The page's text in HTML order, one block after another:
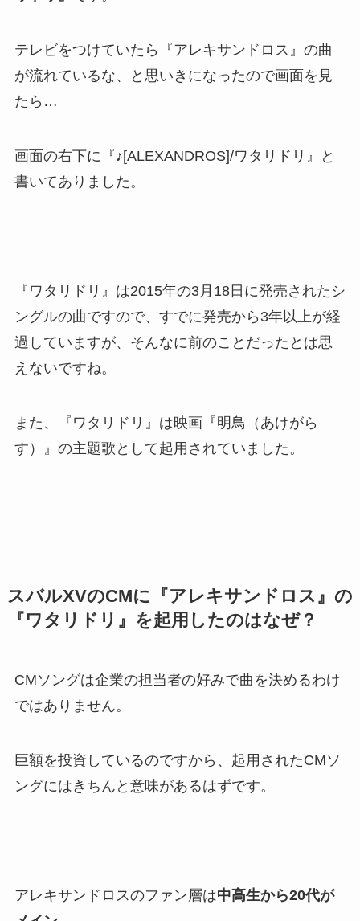
テレビをつけていたら『アレキサンドロス』の曲
が流れているな、と思いきになったので画面を見
たら…
画面の右下に『♪[ALEXANDROS]/ワタリドリ』と
書いてありました。
『ワタリドリ』は2015年の3月18日に発売されたシ
ングルの曲ですので、すでに発売から3年以上が経
過していますが、そんなに前のことだったとは思
えないですね。
また、『ワタリドリ』は映画『明鳥（あけがら
す）』の主題歌として起用されていました。
スバルXVのCMに『アレキサンドロス』の
『ワタリドリ』を起用したのはなぜ？
CMソングは企業の担当者の好みで曲を決めるわけ
ではありません。
巨額を投資しているのですから、起用されたCMソ
ングにはきちんと意味があるはずです。
アレキサンドロスのファン層は中高生から20代が